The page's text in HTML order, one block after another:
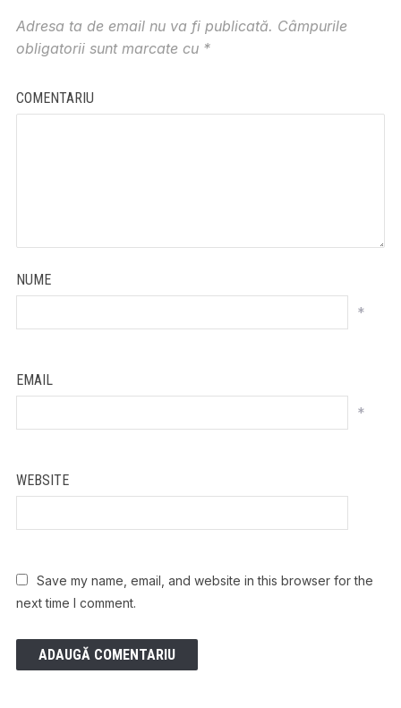
Adresa ta de email nu va fi publicată. Câmpurile
obligatorii sunt marcate cu *
COMENTARIU
NUME
*
EMAIL
*
WEBSITE
Save my name, email, and website in this browser for the
next time I comment.